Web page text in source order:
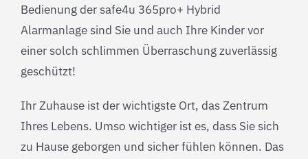
Bedienung der safe4u 365pro+ Hybrid
Alarmanlage sind Sie und auch Ihre Kinder vor
einer solch schlimmen Überraschung zuverlässig
geschützt!
Ihr Zuhause ist der wichtigste Ort, das Zentrum
Ihres Lebens. Umso wichtiger ist es, dass Sie sich
zu Hause geborgen und sicher fühlen können. Das